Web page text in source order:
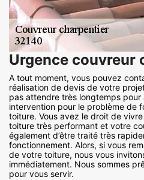
Urgence couvreur
A tout moment, vous pouvez
réalisation de devis de votre
pas attendre très longtemps
intervention pour le problème de
toiture. Vous avez le droit de
toiture très performant et votre
également d’être traité très
fonctionnement. Alors, si vous
de votre toiture, nous vous
immédiatement. Nous sommes
pour vous servir.